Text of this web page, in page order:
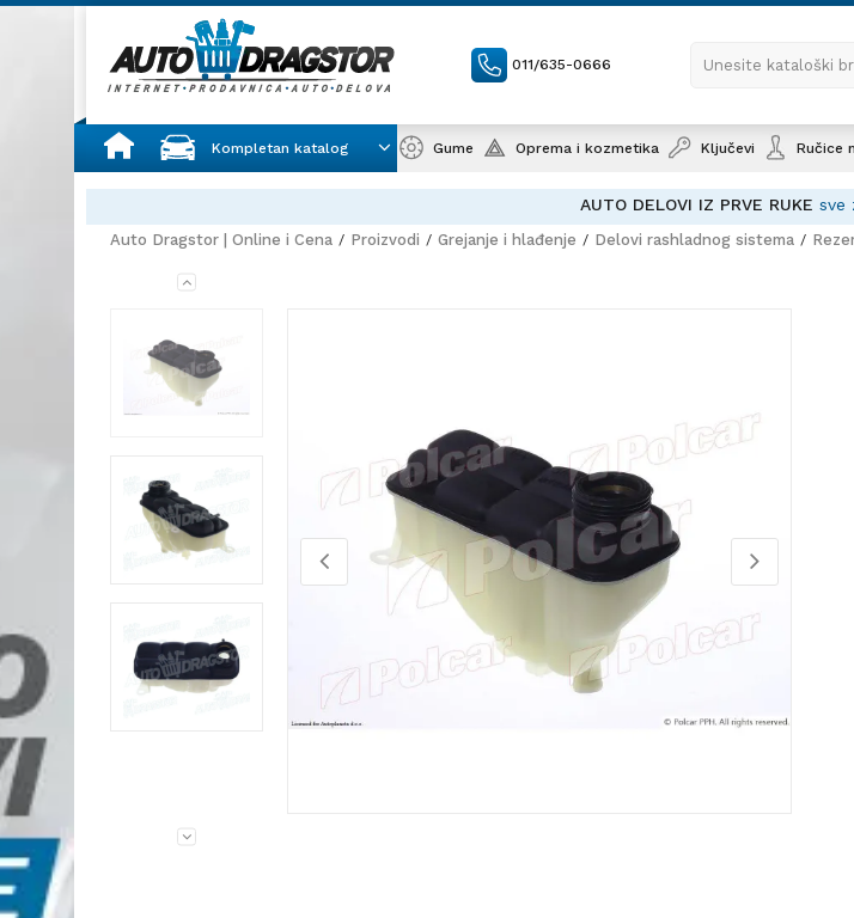
011/635-0666 Unesite kataloški
Kompletan katalog Gume Oprema i kozmetika Ključevi Ručice
AUTO DELOVI IZ PRVE RUKE sve
Auto Dragstor | Online i Cena Proizvodi Grejanje i hlađenje Delovi rashladnog sistema